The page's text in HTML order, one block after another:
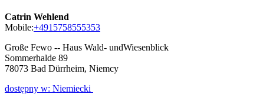
Catrin Wehlend
Mobile:+4915758555353
Große Fewo -- Haus Wald- undWiesenblick
Sommerhalde 89
78073 Bad Dürrheim, Niemcy
dostępny w: Niemiecki